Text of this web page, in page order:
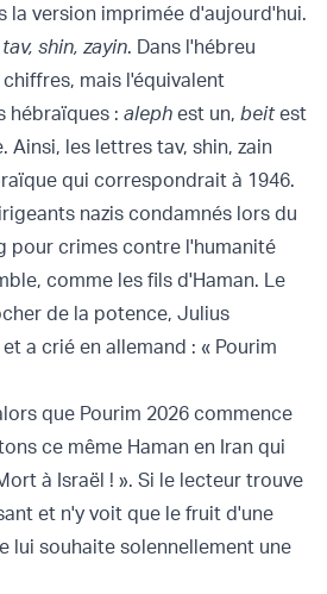
la version imprimée d'aujourd'hui.
tav, shin, zayin. Dans l'hébreu
mais l'équivalent
hébraïques : aleph est un, beitest
Ainsi, les lettres tav, shin, zain
qui correspondrait à 1946.
nazis condamnés lors du
pour crimes contre l'humanité
comme les fils d'Haman. Le
de la potence, Julius
a crié en allemand : « Pourim
que Pourim 2026 commence
ce même Haman en Iran qui
à Israël ! ». Si le lecteur trouve
et n'y voit que le fruit d'une
lui souhaite solennellement une